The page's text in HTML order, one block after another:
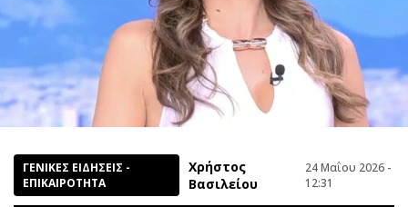
ΓΕΝΙΚΕΣ ΕΙΔΗΣΕΙΣ -
ΕΠΙΚΑΙΡΟΤΗΤΑ
Χρήστος
Βασιλείου
24 Μαΐου 2026 -
12:31